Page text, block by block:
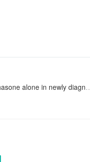
from a randomised, open-label, phase 3 trial